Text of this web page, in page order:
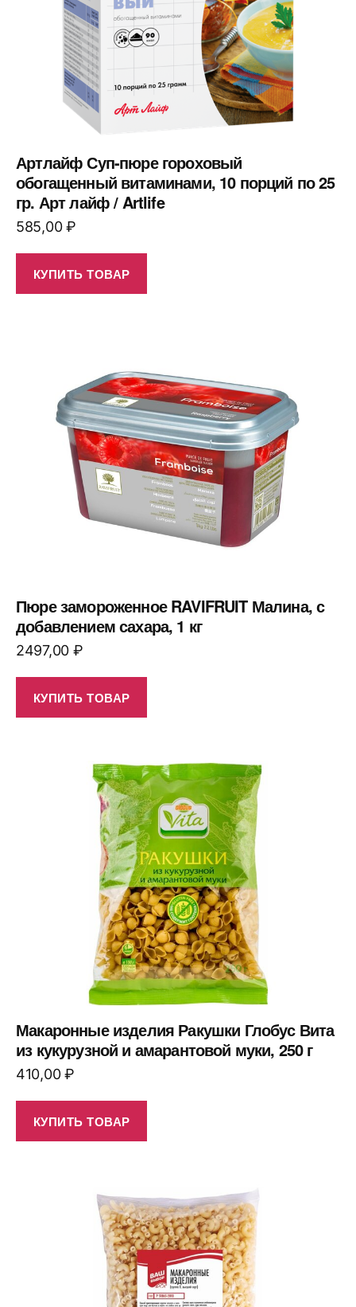
Артлайф Суп-пюре гороховый
обогащенный витаминами, 10 порций по 25
гр. Арт лайф / Artlife
585,00₽
КУПИТЬ ТОВАР
Пюре замороженное RAVIFRUIT Малина, с
добавлением сахара, 1 кг
2497,00 ₽
КУПИТЬ ТОВАР
Макаронные изделия Ракушки Глобус Вита
из кукурузной и амарантовой муки, 250 г
410,00₽
КУПИТЬ ТОВАР